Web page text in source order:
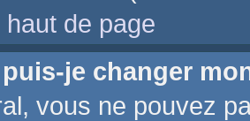
de page
je changer
vous ne pouvez